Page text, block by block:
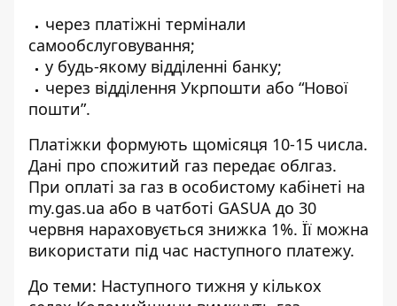
через платіжні термінали
самообслуговування;
у будь-якому відділенні банку;
через відділення Укрпошти або “Нової
пошти”.
Платіжки формують щомісяця 10-15 числа.
Дані про спожитий газ передає облгаз.
При оплаті за газ в особистому кабінеті на
my.gas.ua або в чатботі GASUA до 30
червня нараховується знижка 1%. Її можна
використати під час наступного платежу.
До теми: Наступного тижня у кількох